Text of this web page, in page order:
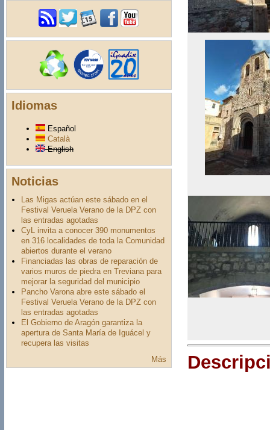
Idiomas
Español
Català
English
Noticias
Las Migas actúan este sábado en el
Festival Veruela Verano de la DPZ con
las entradas agotadas
CyL invita a conocer 390 monumentos
en 316 localidades de toda la Comunidad
abiertos durante el verano
Financiadas las obras de reparación de
varios muros de piedra en Treviana para
mejorar la seguridad del municipio
Pancho Varona abre este sábado el
Festival Veruela Verano de la DPZ con
las entradas agotadas
El Gobierno de Aragón garantiza la
apertura de Santa María de Iguácel y
recupera las visitas
Más